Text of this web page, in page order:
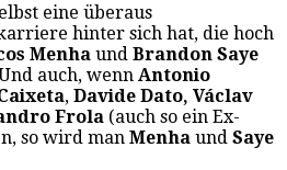
eine überaus
hinter sich hat, die hoch
Menha und Brandon Saye
auch, wenn Antonio
, Davide Dato, Václav
Frola (auch so ein Ex-
so wird man Menha und Saye